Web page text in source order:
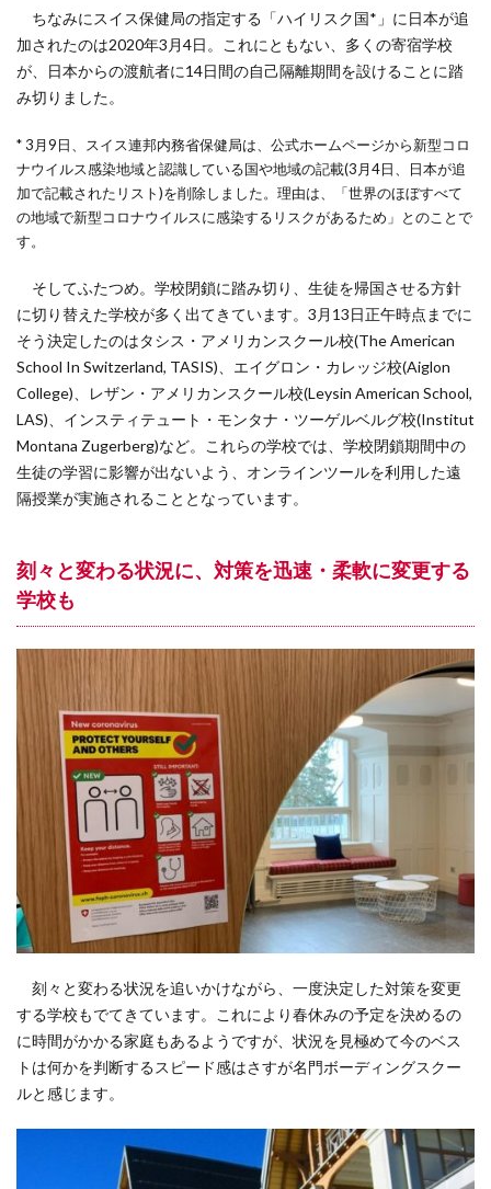
ちなみにスイス保健局の指定する「ハイリスク国*」に日本が追
加されたのは2020年3月4日。これにともない、多くの寄宿学校
が、日本からの渡航者に14日間の自己隔離期間を設けることに踏
み切りました。
* 3月9日、スイス連邦内務省保健局は、公式ホームページから新型コロ
ナウイルス感染地域と認識している国や地域の記載(3月4日、日本が追
加で記載されたリスト)を削除しました。理由は、「世界のほぼすべて
の地域で新型コロナウイルスに感染するリスクがあるため」とのことで
す。
そしてふたつめ。学校閉鎖に踏み切り、生徒を帰国させる方針
に切り替えた学校が多く出てきています。3月13日正午時点までに
そう決定したのはタシス・アメリカンスクール校(The American
School In Switzerland, TASIS)、エイグロン・カレッジ校(Aiglon
College)、レザン・アメリカンスクール校(Leysin American School,
LAS)、インスティテュート・モンタナ・ツーゲルベルグ校(Institut
Montana Zugerberg)など。これらの学校では、学校閉鎖期間中の
生徒の学習に影響が出ないよう、オンラインツールを利用した遠
隔授業が実施されることとなっています。
刻々と変わる状況に、対策を迅速・柔軟に変更する
学校も
刻々と変わる状況を追いかけながら、一度決定した対策を変更
する学校もでてきています。これにより春休みの予定を決めるの
に時間がかかる家庭もあるようですが、状況を見極めて今のベス
トは何かを判断するスピード感はさすが名門ボーディングスクー
ルと感じます。